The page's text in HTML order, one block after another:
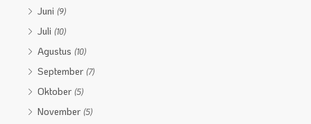
Juni(9)
Juli(10)
Agustus(10)
September(7)
Oktober(5)
November(5)